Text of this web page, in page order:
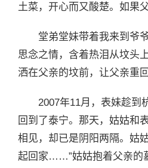
土菜，开心而又酸楚。如
堂弟堂妹带着我来到爷
思念之情，含着热泪从坟头
洒在父亲的坟前，让父亲重
2007年11月，表妹趁到
回到了泰宁。那天，姑姑和
相见，却已是阴阳两隔。姑
起回家……”姑姑抱着父亲